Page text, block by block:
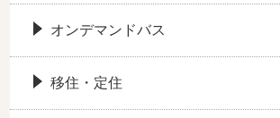
オンデマンドバス
移住・定住